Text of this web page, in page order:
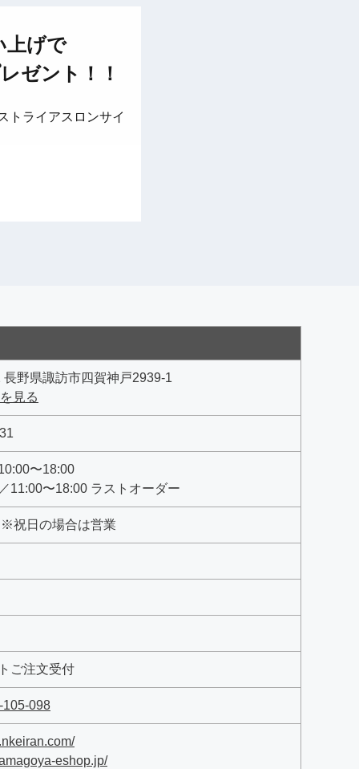
上げで
ゼント！！
トライアスロンサイ
長野県諏訪市四賀神戸2939-1
見る
〜18:00
11:00〜18:00 ラストオーダー
祝日の場合は営業
ご注文受付
105-098
eshop.jp/